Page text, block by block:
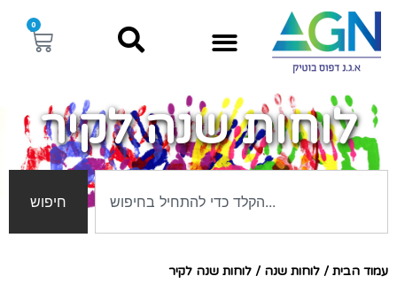
0
לוחות שנה לקיר
חיפוש
עמוד הבית / לוחות שנה / לוחות שנה לקיר